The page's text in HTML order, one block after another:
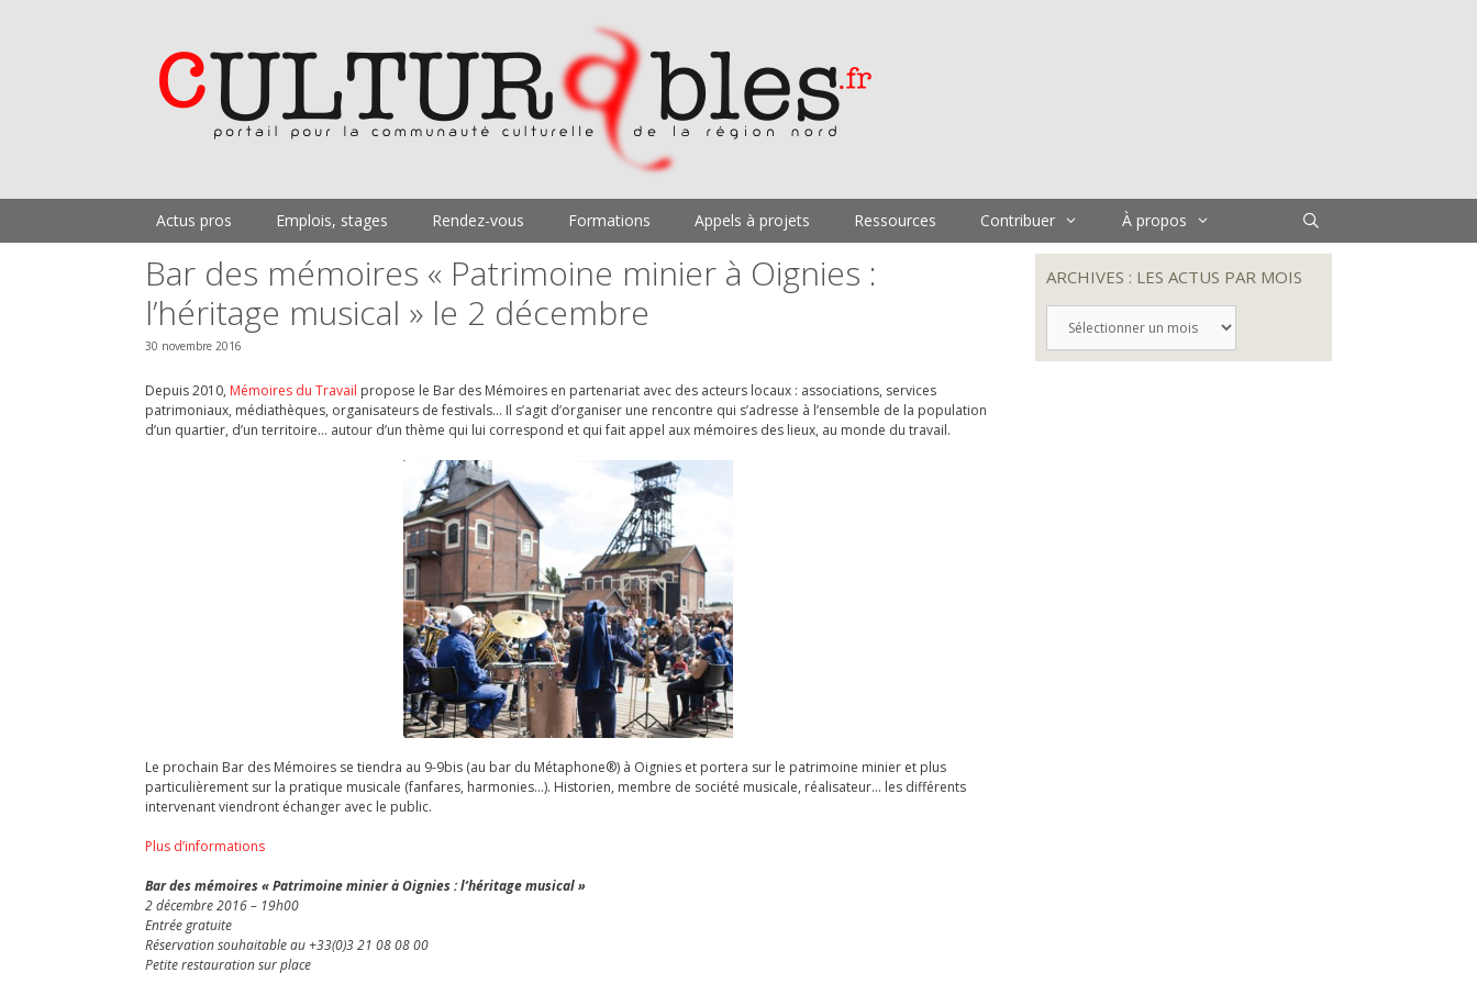
Actus pros Emplois, stages Rendez-vous Formations Appels à projets Ressources Contribuer À propos
Bar des mémoires « Patrimoine minier à Oignies :
l’héritage musical » le 2 décembre
30 novembre 2016
Depuis 2010, Mémoires du Travail propose le Bar des Mémoires en partenariat avec des acteurs locaux : associations, services
patrimoniaux, médiathèques, organisateurs de festivals… Il s’agit d’organiser une rencontre qui s’adresse à l’ensemble de la population
d’un quartier, d’un territoire… autour d’un thème qui lui correspond et qui fait appel aux mémoires des lieux, au monde du travail.
Le prochain Bar des Mémoires se tiendra au 9-9bis (au bar du Métaphone®) à Oignies et portera sur le patrimoine minier et plus
particulièrement sur la pratique musicale (fanfares, harmonies…). Historien, membre de société musicale, réalisateur… les différents
intervenant viendront échanger avec le public.
Plus d’informations
Bar des mémoires « Patrimoine minier à Oignies : l’héritage musical »
2 décembre 2016 – 19h00
Entrée gratuite
Réservation souhaitable au +33(0)3 21 08 08 00
Petite restauration sur place
ARCHIVES : LES ACTUS PAR MOIS
LES